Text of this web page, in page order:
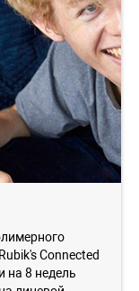
Connected
на 8 недель